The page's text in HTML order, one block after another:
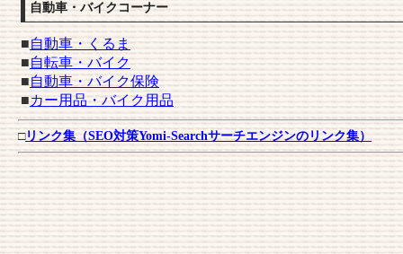
自動車・バイクコーナー
■自動車・くるま
■自転車・バイク
■自動車・バイク保険
■カー用品・バイク用品
□リンク集（SEO対策Yomi-Searchサーチエンジンのリンク集）